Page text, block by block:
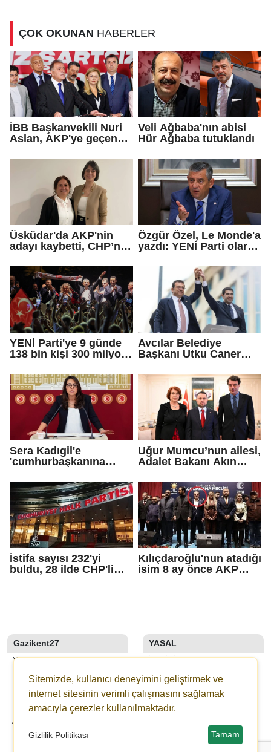
ÇOK OKUNAN HABERLER
İBB Başkanvekili Nuri
Aslan, AKP'ye geçen
iddialarına yanıt verdi
Veli Ağbaba'nın abisi
Hür Ağbaba tutuklandı
Üsküdar'da AKP'nin
adayı kaybetti, CHP’nin
Çetinkaya Başkan
Vekili seçildi
Özgür Özel, Le Monde'a
yazdı: YENİ Parti olarak
öneriyoruz
YENİ Parti'ye 9 günde
138 bin kişi 300 milyon
Avcılar Belediye
Başkanı Utku Caner
kararı
Sera Kadıgil'e
'cumhurbaşkanına
soruşturması
Uğur Mumcu’nun ailesi,
Adalet Bakanı Akın
İstifa sayısı 232'yi
buldu, 28 ilde CHP'li
Kılıçdaroğlu'nun atadığı
isim 8 ay önce AKP
Gazikent27
YAZARLAR
SON DAKİKA
GALERİLER
WEBTV
ANKETLER
WİKİ
YASAL
İLETIŞIM
KÜNYE
YAYIN İLKELERI
KURALLAR
KULLANICI SÖZLEŞMESI
Sitemizde, kullanıcı deneyimini geliştirmek ve
internet sitesinin verimli çalışmasını sağlamak
amacıyla çerezler kullanılmaktadır.
Gizlilik Politikası Tamam